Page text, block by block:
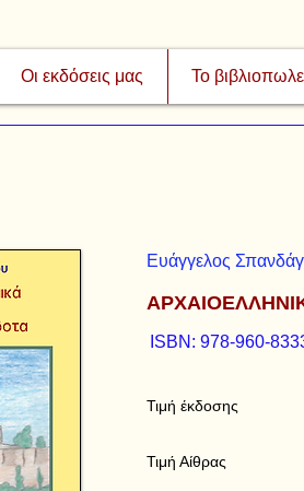
Οι εκδόσεις μας Το
Ευάγγελος
ISBN: 978-960-
Τιμή έκδοσης
Τιμή Αίθρας